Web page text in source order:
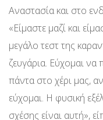
Αναστασία και στο
«Είμαστε μαζί και
μεγάλο τεστ της
ζευγάρια. Εύχομαι να
πάντα στο χέρι μας,
εύχομαι. Η φυσική
σχέσης είναι αυτή»,